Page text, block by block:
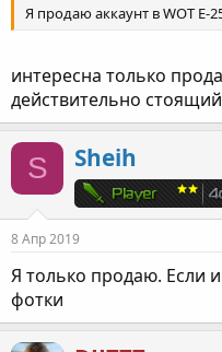
Я продаю аккаунт в WOT E-
интересна только
действительно стоящий
S Sheih
8 Апр 2019
Я только продаю. Если
фотки